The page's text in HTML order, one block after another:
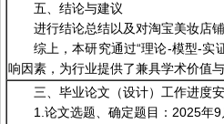
五、结论与建议
进行结论总结以及对淘宝美妆店铺
综上，本研究通过“理论-模型-实
响因素，为行业提供了兼具学术价值
三、毕业论文（设计）工作进度
1.论文选题、确定题目：2025年